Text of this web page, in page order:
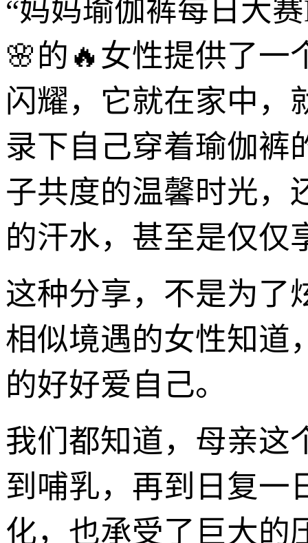
“妈妈瑜伽裤每日大
🌸的🔥女性提供了一
闪耀，它就在家中，
录下自己穿着瑜伽裤
子共度的温馨时光，
的汗水，甚至是仅仅
这种分享，不是为了
相似境遇的女性知道
的好好爱自己。
我们都知道，母亲这
到哺乳，再到日复一
化，也承受了巨大的